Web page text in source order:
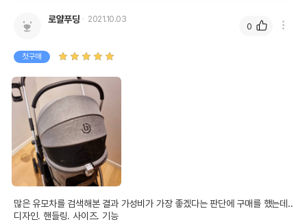
로얄푸딩 2021.10.03
첫구매
많은 유모차를 검색해본 결과 가성비가 가장 좋겠다는 판단에 구매를 했는데..
디자인. 핸들링. 사이즈. 기능
0